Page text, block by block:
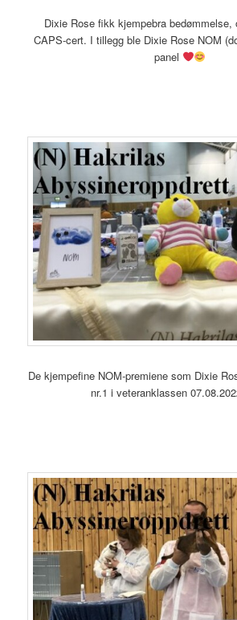
Dixie Rose fikk kjempebra
CAPS-cert. I tillegg ble Dixie Rose NOM
panel
De kjempefine NOM-premiene som Dixie
nr.1 i veteranklassen